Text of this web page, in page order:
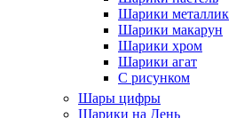
Шарики металлик
Шарики макарун
Шарики хром
Шарики агат
С рисунком
Шары цифры
Шарики на День